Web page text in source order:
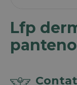
Lfp